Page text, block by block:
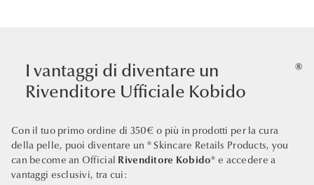
I vantaggi di diventare un
Rivenditore Ufficiale Kobido
®
Con il tuo primo ordine di 350€ o più in prodotti per la cura
della pelle, puoi diventare un ®Skincare Retails Products, you
can become an Official Rivenditore Kobido® e accedere a
vantaggi esclusivi, tra cui: